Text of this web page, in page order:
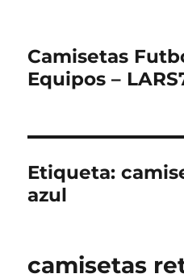
Camisetas
Equipos –
Etiqueta:
azul
camisetas